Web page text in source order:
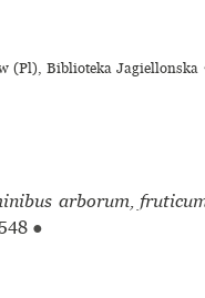
(Pl), Biblioteka
arborum,
●